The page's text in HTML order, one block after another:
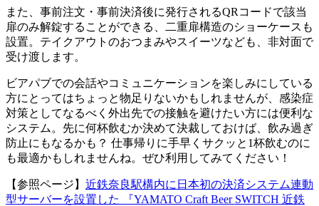
また、事前注文・事前決済後に発行されるQRコードで該当
扉のみ解錠することができる、二重扉構造のショーケースも
設置。テイクアウトのおつまみやスイーツなども、非対面で
受け渡します。
ビアパブでの会話やコミュニケーションを楽しみにしている
方にとってはちょっと物足りないかもしれませんが、感染症
対策としてなるべく外出先での接触を避けたい方には便利な
システム。先に何杯飲むか決めて決裁しておけば、飲み過ぎ
防止にもなるかも？ 仕事帰りに手早くサクッと1杯飲むのに
も最適かもしれませんね。ぜひ利用してみてください！
【参照ページ】 近鉄奈良駅構内に日本初の決済システム連動
型サーバーを設置した 『YAMATO Craft Beer SWITCH 近鉄